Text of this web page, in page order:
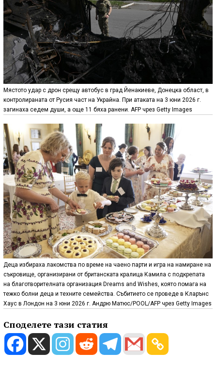
Мястото удар с дрон срещу автобус в град Йенакиеве, Донецка област, в
контролираната от Русия част на Украйна. При атаката на 3 юни 2026 г.
загинаха седем души, а още 11 бяха ранени. AFP чрез Getty Images
Деца избираха лакомства по време на чаено парти и игра на намиране на
съкровище, организирани от британската кралица Камила с подкрепата
на благотворителната организация Dreams and Wishes, която помага на
тежко болни деца и техните семейства. Събитието се проведе в Кларънс
Хаус в Лондон на 3 юни 2026 г. Андрю Матюс/POOL/AFP чрез Getty Images
Споделете тази статия